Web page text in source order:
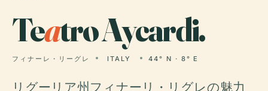
Teatro Aycardi.
フィナーレ・リーグレ ITALY 44° N · 8° E
リグーリア州フィナーリ・リグレの魅力